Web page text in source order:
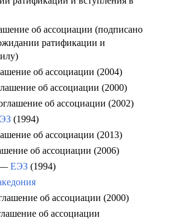
об ассоциации (подписано
ратификации и
об ассоциации (2004)
об ассоциации (2000)
об ассоциации (2002)
(1994)
об ассоциации (2013)
об ассоциации (2006)
ЕЭЗ (1994)
об ассоциации (2000)
об ассоциации